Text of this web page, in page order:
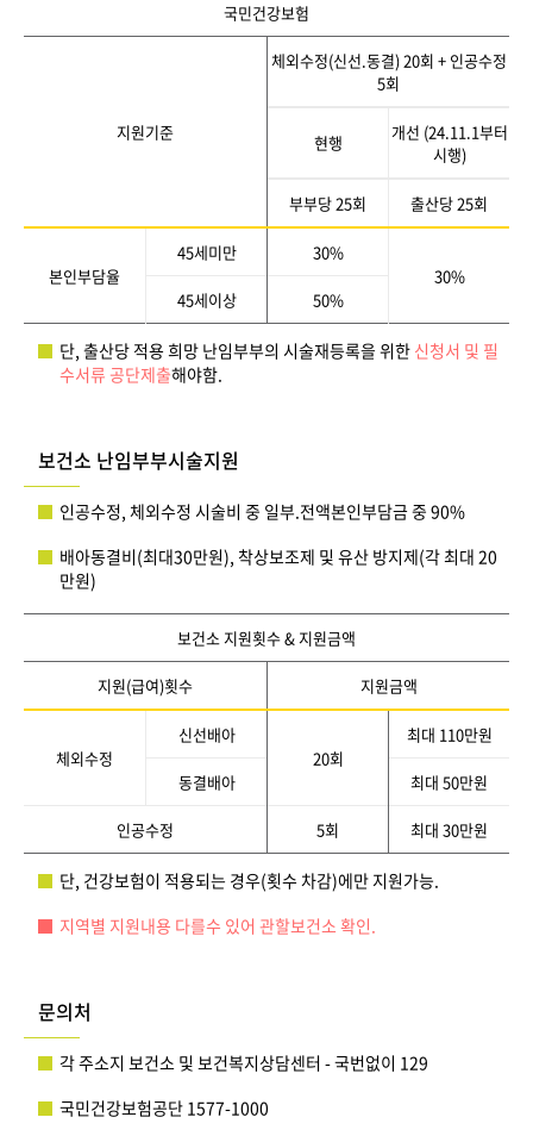
국민건강보험
지원기준
체외수정(신선.동결) 20회 + 인공수정
5회
현행
개선 (24.11.1부터
시행)
부부당 25회 출산당 25회
본인부담율
45세미만
30%
30%
45세이상
50%
단, 출산당 적용 희망 난임부부의 시술재등록을 위한 신청서 및 필
수서류 공단제출해야함.
보건소 난임부부시술지원
인공수정, 체외수정 시술비 중 일부.전액본인부담금 중 90%
배아동결비(최대30만원), 착상보조제 및 유산 방지제(각 최대 20
만원)
보건소 지원횟수 & 지원금액
지원(급여)횟수 지원금액
체외수정
신선배아
20회
최대 110만원
동결배아 최대 50만원
인공수정 5회 최대 30만원
단, 건강보험이 적용되는 경우(횟수 차감)에만 지원가능.
지역별 지원내용 다를수 있어 관할보건소 확인.
문의처
각 주소지 보건소 및 보건복지상담센터 - 국번없이 129
국민건강보험공단 1577-1000